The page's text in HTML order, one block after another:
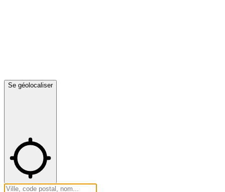
Se géolocaliser